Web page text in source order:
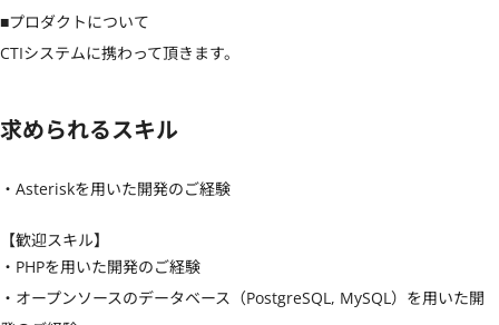
■プロダクトについて
CTIシステムに携わって頂きます。
求められるスキル
・Asteriskを用いた開発のご経験
【歓迎スキル】
・PHPを用いた開発のご経験
・オープンソースのデータベース（PostgreSQL, MySQL）を用いた開